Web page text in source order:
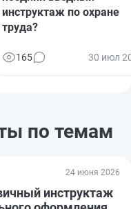
инструктаж по охране
труда?
165 30 июл
по темам
24 июня 2026
инструктаж